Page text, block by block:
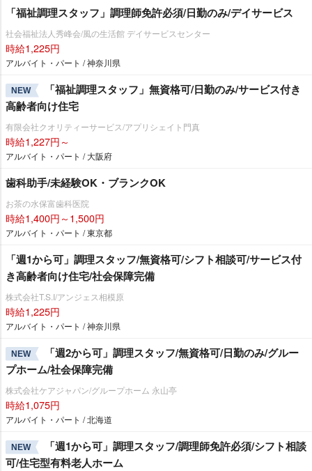
「福祉調理スタッフ」調理師免許必須/日勤のみ/デイサービス
社会福祉法人秀峰会/風の生活館 デイサービスセンター
時給1,225円
アルバイト・パート / 神奈川県
NEW
「福祉調理スタッフ」無資格可/日勤のみ/サービス付き
高齢者向け住宅
有限会社クオリティーサービス/アプリシェイト門真
時給1,227円～
アルバイト・パート / 大阪府
歯科助手/未経験OK・ブランクOK
お茶の水保富歯科医院
時給1,400円～1,500円
アルバイト・パート / 東京都
「週1から可」調理スタッフ/無資格可/シフト相談可/サービス付
き高齢者向け住宅/社会保障完備
株式会社T.S.I/アンジェス相模原
時給1,225円
アルバイト・パート / 神奈川県
NEW
「週2から可」調理スタッフ/無資格可/日勤のみ/グルー
プホーム/社会保障完備
株式会社ケアジャパン/グループホーム 永山亭
時給1,075円
アルバイト・パート / 北海道
NEW
「週1から可」調理スタッフ/調理師免許必須/シフト相談
可/住宅型有料老人ホーム